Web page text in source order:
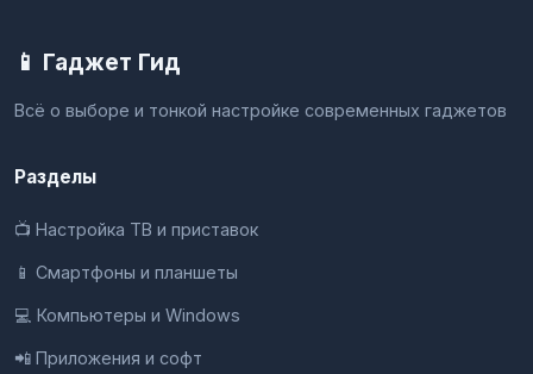
📱 Гаджет Гид
Всё о выборе и тонкой настройке современных гаджетов
Разделы
📺 Настройка ТВ и приставок
📱 Смартфоны и планшеты
💻 Компьютеры и Windows
📲 Приложения и софт